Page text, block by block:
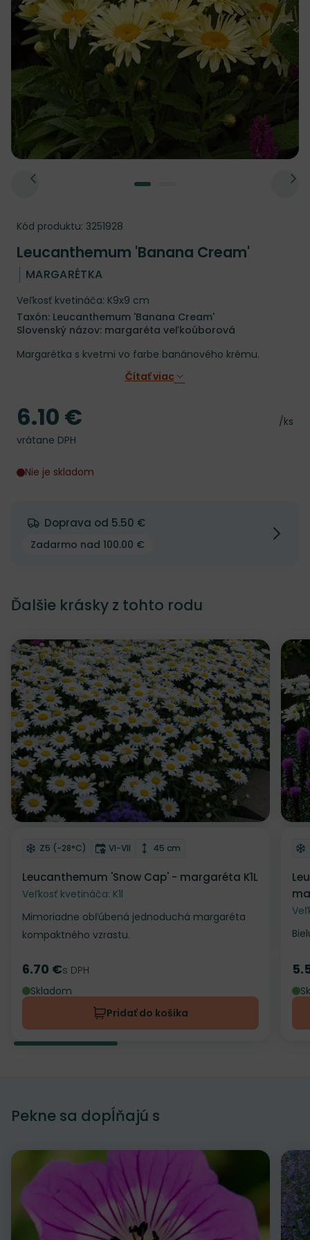
Kód produktu: 3251928
Leucanthemum 'Banana Cream'
MARGARÉTKA
Veľkosť kvetináča: K9x9 cm
Taxón: Leucanthemum 'Banana Cream'
Slovenský názov: margaréta veľkoúborová
Margarétka s kvetmi vo farbe banánového krému.
Čítať viac
Cena
/ks
Cena
6.10 €
vrátane DPH
Nie je skladom
Doprava od 5.50 €
Zadarmo nad 100.00 €
Ďalšie krásky z tohto rodu
Odober do zoznamu želaní
Mrazuvzdornosť
Z5 (-28°C) Doba kvitnutia
VI-VII Výška rastliny
45 cm
Leucanthemum 'Snow Cap' - margaréta K1L
Veľkosť kvetináča: K1l
Mimoriadne obľúbená jednoduchá margaréta
kompaktného vzrastu.
Cena
6.70 €s DPH
Skladom
Pridať do košíka
Pekne sa dopĺňajú s